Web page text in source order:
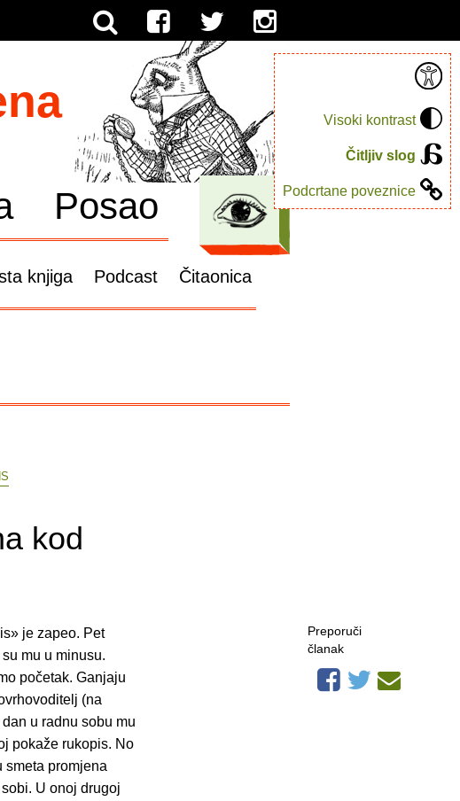
Visoki kontrast
Čitljiv slog
Podcrtane poveznice
Posao
knjiga Podcast Čitaonica
kod
je zapeo. Pet
mu u minusu.
početak. Ganjaju
(na
u radnu sobu mu
pokaže rukopis. No
smeta promjena
U onoj drugoj
Preporuči
članak